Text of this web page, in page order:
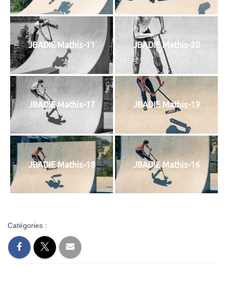
JBADIE Mathis-11 JBADIE Mathis-20
JBADIE Mathis-17 JBADIE Mathis-19
JBADIE Mathis-18 JBADIE Mathis-16
Catégories :